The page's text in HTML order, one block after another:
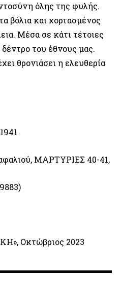
όλης της φυλής.
βόλια και χορτασμένος
Μέσα σε κάτι τέτοιες
δέντρο του έθνους μας.
θρονιάσει η ελευθερία
ΜΑΡΤΥΡΙΕΣ 40-41,
Οκτώβριος 2023